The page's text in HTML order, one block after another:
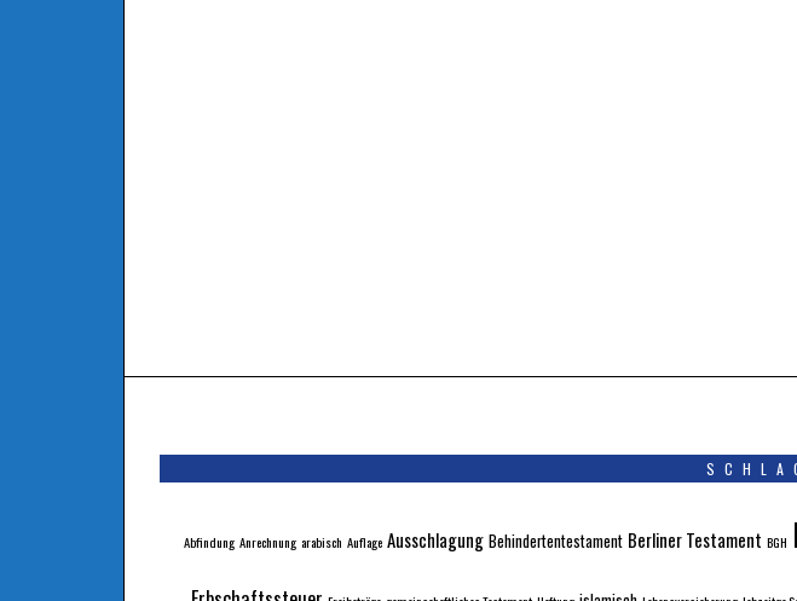
Abfindung Anrechnung arabisch Auflage Ausschlagung Behindertentestament Berliner Testament BGH